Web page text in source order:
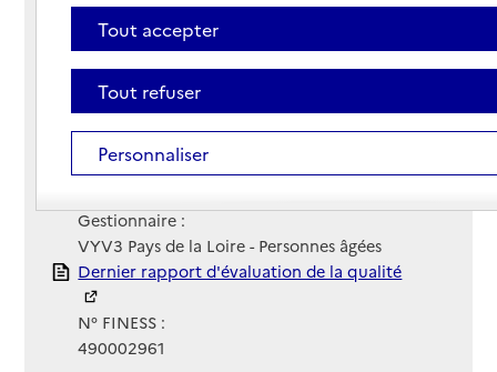
Villevêque
49140 - Rives-du-Loir-en-Anjou
Voir itinéraire
Téléphone :
02 41 41 12 13
Contact
Contact
Gestionnaire :
VYV3 Pays de la Loire - Personnes âgées
Rapport HAS
Dernier rapport d'évaluation de la qualité
N° FINESS :
490002961
Tout accepter
Tout refuser
Personnaliser